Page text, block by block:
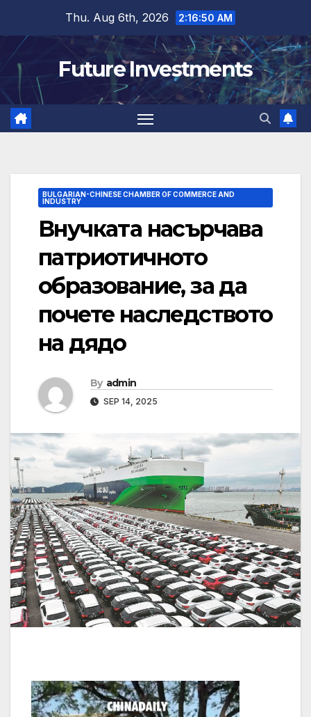
content
Thu. Aug 6th, 2026 2:16:51 AM
Future Investments
BULGARIAN-CHINESE CHAMBER OF COMMERCE AND
INDUSTRY
Внучката насърчава
патриотичното
образование, за да
почете наследството
на дядо
By admin
SEP 14, 2025